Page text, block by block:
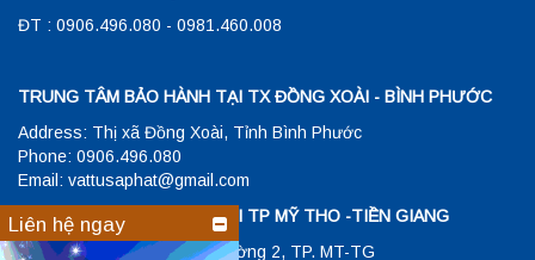
ĐT : 0906.496.080 - 0981.460.008
TRUNG TÂM BẢO HÀNH TẠI TX ĐỒNG XOÀI - BÌNH PHƯỚC
Address: Thị xã Đồng Xoài, Tỉnh Bình Phước
Phone: 0906.496.080
Email: vattusaphat@gmail.com
TRUNG TÂM BẢO HÀNH TẠI TP MỸ THO -TIỀN GIANG
Đ/C: 23/1 Hùng Vương , Phường 2, TP. MT-TG
Liên hệ ngay